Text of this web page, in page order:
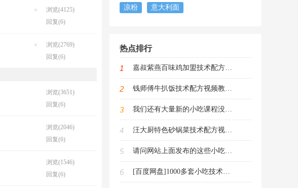
浏览(4125)
回复(6)
浏览(2769)
回复(6)
浏览(3651)
回复(6)
浏览(2046)
回复(6)
浏览(1546)
回复(6)
凉粉 意大利面
热点排行
1 嘉叔紫燕百味鸡加盟技术配方视频教程（紫燕百味鸡制作攻略）
2 钱师傅牛扒饭技术配方视频教程（手把手教你制作美味牛扒饭）
3 我们还有大量新的小吃课程没有发布（敬请期待）
4 汪大厨特色砂锅菜技术配方视频教程（砂锅菜烹饪技巧大全）
5 请问网站上面发布的这些小吃课程是不是侵犯了知识产权，违反了法律
6 [百度网盘]1000多套小吃技术配方教程（文件3600G大小60积分下载）